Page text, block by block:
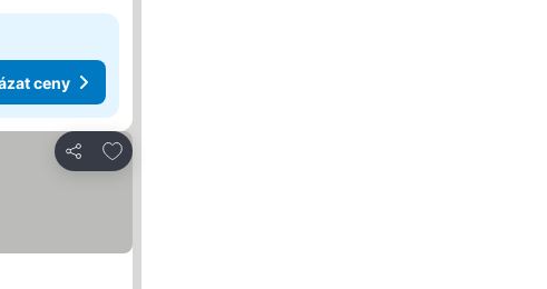
ceny
Sdílet
Přidat na seznam oblíbených hotelů